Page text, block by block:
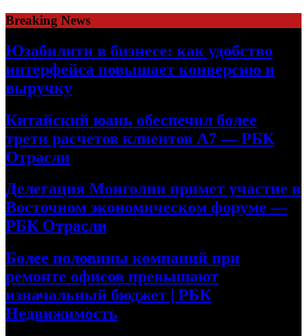
Skip
to
content
Breaking News
Юзабилити в бизнесе: как удобство
интерфейса повышает конверсию и
выручку
Китайский юань обеспечил более
трети расчетов клиентов А7 — РБК
Отрасли
Делегация Монголии примет участие в
Восточном экономическом форуме —
РБК Отрасли
Более половины компаний при
ремонте офисов превышают
изначальный бюджет | РБК
Недвижимость